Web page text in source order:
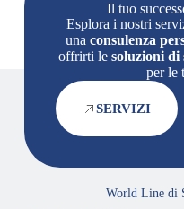
Il tuo
Esplora i nostri
una consulenza
offrirti le soluzioni di
per le
SERVIZI
World Line di